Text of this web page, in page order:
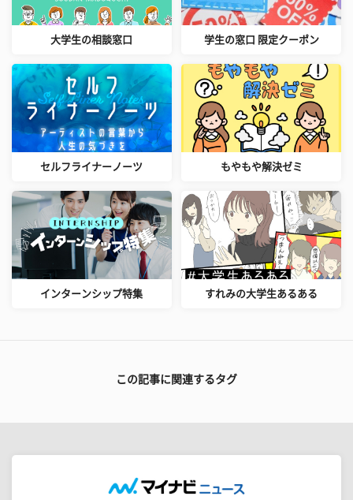
大学生の相談窓口 学生の窓口 限定クーポン
セルフライナーノーツ もやもや解決ゼミ
インターンシップ特集 すれみの大学生あるある
この記事に関連するタグ